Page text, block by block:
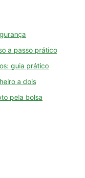
a passo prático
guia prático
a dois
pela bolsa